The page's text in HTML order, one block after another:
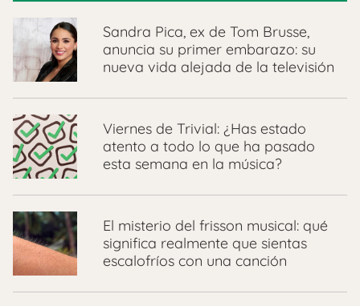
Sandra Pica, ex de Tom Brusse,
anuncia su primer embarazo: su
nueva vida alejada de la televisión
Viernes de Trivial: ¿Has estado
atento a todo lo que ha pasado
esta semana en la música?
El misterio del frisson musical: qué
significa realmente que sientas
escalofríos con una canción